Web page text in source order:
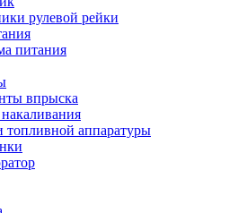
рулевой рейки
питания
впрыска
топливной аппаратуры